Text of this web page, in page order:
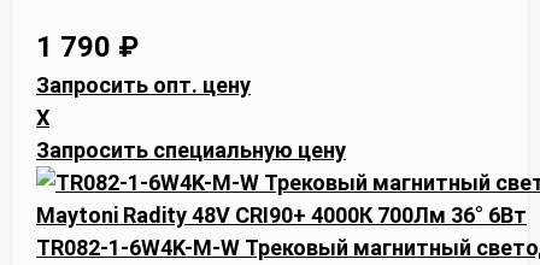
1 790 ₽
Запросить опт. цену
X
Запросить специальную цену
TR082-1-6W4K-M-W Трековый магнитный